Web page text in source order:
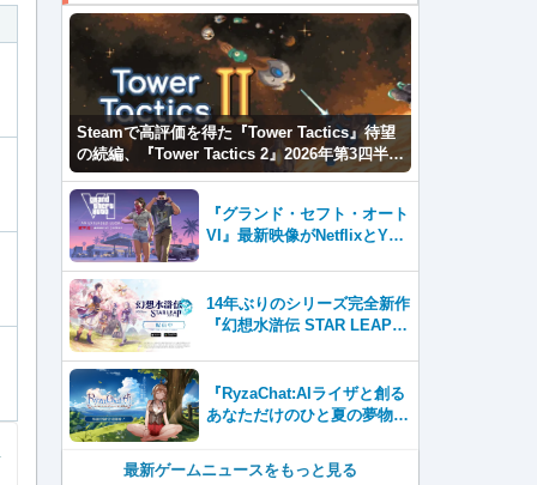
Steamで高評価を得た『Tower Tactics』待望
の続編、『Tower Tactics 2』2026年第3四半期
に早期アクセス開始
『グランド・セフト・オート
VI』最新映像がNetflixとYou
14年ぶりのシリーズ完全新作
『幻想水滸伝 STAR LEAP』
『RyzaChat:AIライザと創る
あなただけのひと夏の夢物
テムはこれまでにない新鮮な
最新ゲームニュースをもっと見る